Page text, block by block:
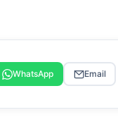
WhatsApp Email